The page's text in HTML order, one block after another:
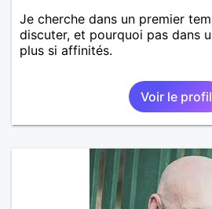
Je cherche dans un premier
discuter, et pourquoi pas dans
plus si affinités.
Voir le profil